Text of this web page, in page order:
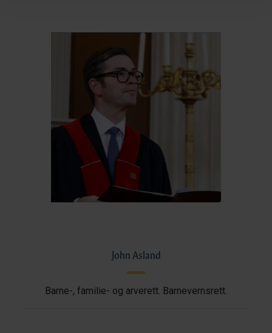
John Asland
Barne-, familie- og arverett. Barnevernsrett.